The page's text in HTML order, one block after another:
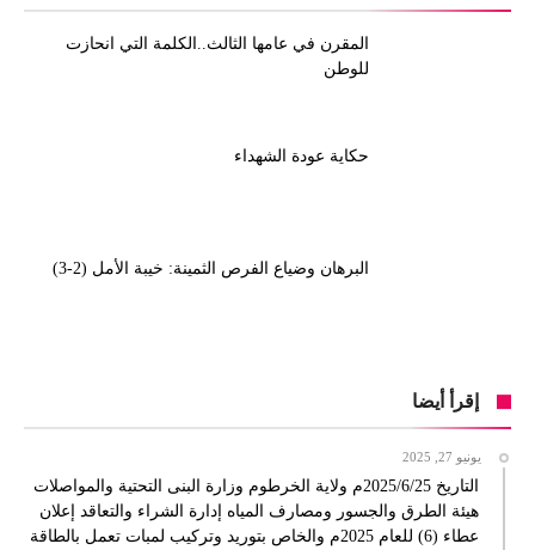
المقرن في عامها الثالث..الكلمة التي انحازت
للوطن
حكاية عودة الشهداء
البرهان وضياع الفرص الثمينة: خيبة الأمل (2-3)
إقرأ أيضا
يونيو 27, 2025
التاريخ 2025/6/25م ولاية الخرطوم وزارة البنى التحتية والمواصلات
هيئة الطرق والجسور ومصارف المياه إدارة الشراء والتعاقد إعلان
عطاء (6) للعام 2025م والخاص بتوريد وتركيب لمبات تعمل بالطاقة